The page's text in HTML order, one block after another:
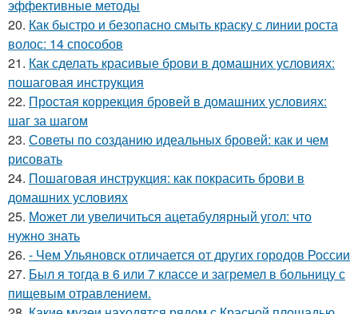
эффективные методы
20. Как быстро и безопасно смыть краску с линии роста
волос: 14 способов
21. Как сделать красивые брови в домашних условиях:
пошаговая инструкция
22. Простая коррекция бровей в домашних условиях:
шаг за шагом
23. Советы по созданию идеальных бровей: как и чем
рисовать
24. Пошаговая инструкция: как покрасить брови в
домашних условиях
25. Может ли увеличиться ацетабулярный угол: что
нужно знать
26. - Чем Ульяновск отличается от других городов России
27. Был я тогда в 6 или 7 классе и загремел в больницу с
пищевым отравлением.